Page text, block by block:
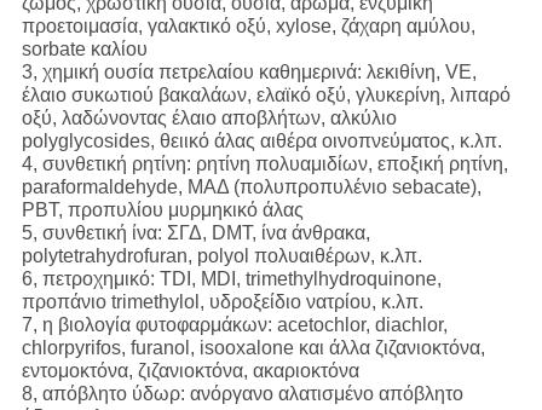
προετοιμασία, γαλακτικό οξύ, xylose, ζάχαρη αμύλου,
sorbate καλίου
3, χημική ουσία πετρελαίου καθημερινά: λεκιθίνη, VE,
έλαιο συκωτιού βακαλάων, ελαϊκό οξύ, γλυκερίνη, λιπαρό
οξύ, λαδώνοντας έλαιο αποβλήτων, αλκύλιο
polyglycosides, θειικό άλας αιθέρα οινοπνεύματος, κ.λπ.
4, συνθετική ρητίνη: ρητίνη πολυαμιδίων, εποξική ρητίνη,
paraformaldehyde, ΜΑΔ (πολυπροπυλένιο sebacate),
PBT, προπυλίου μυρμηκικό άλας
5, συνθετική ίνα: ΣΓΔ, DMT, ίνα άνθρακα,
polytetrahydrofuran, polyol πολυαιθέρων, κ.λπ.
6, πετροχημικό: TDI, MDI, trimethylhydroquinone,
προπάνιο trimethylol, υδροξείδιο νατρίου, κ.λπ.
7, η βιολογία φυτοφαρμάκων: acetochlor, diachlor,
chlorpyrifos, furanol, isooxalone και άλλα ζιζανιοκτόνα,
εντομοκτόνα, ζιζανιοκτόνα, ακαριοκτόνα
8, απόβλητο ύδωρ: ανόργανο αλατισμένο απόβλητο